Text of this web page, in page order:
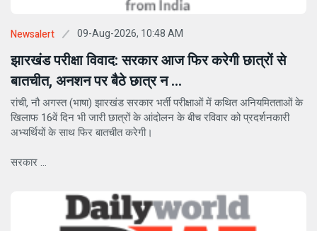
Newsalert 09-Aug-2026, 10:48 AM
झारखंड परीक्षा विवाद: सरकार आज फिर करेगी छात्रों से
बातचीत, अनशन पर बैठे छात्र न ...
रांची, नौ अगस्त (भाषा) झारखंड सरकार भर्ती परीक्षाओं में कथित अनियमितताओं के
खिलाफ 16वें दिन भी जारी छात्रों के आंदोलन के बीच रविवार को प्रदर्शनकारी
अभ्यर्थियों के साथ फिर बातचीत करेगी।
सरकार ...